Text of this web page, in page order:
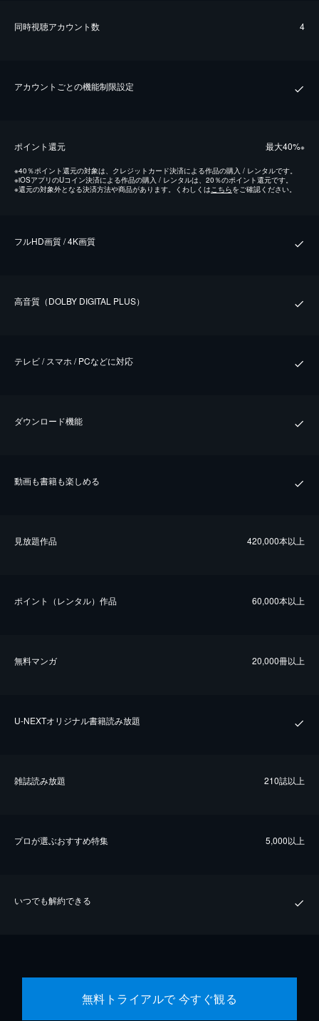
同時視聴アカウント数 4
アカウントごとの機能制限設定
ポイント還元 最⼤40%※
※40％ポイント還元の対象は、クレジットカード決済による作品の購入 / レンタルです。
※iOSアプリのUコイン決済による作品の購入 / レンタルは、20％のポイント還元です。
※還元の対象外となる決済方法や商品があります。くわしくはこちらをご確認ください。
フルHD画質 / 4K画質
⾼⾳質（DOLBY DIGITAL PLUS）
テレビ / スマホ / PCなどに対応
ダウンロード機能
動画も書籍も楽しめる
⾒放題作品 420,000本以上
ポイント（レンタル）作品 60,000本以上
無料マンガ 20,000冊以上
U-NEXTオリジナル書籍読み放題
雑誌読み放題 210誌以上
プロが選ぶおすすめ特集 5,000以上
いつでも解約できる
無料トライアルで 今すぐ観る